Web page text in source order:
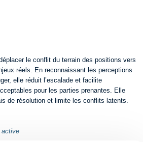
le conflit du terrain des positions vers
réels. En reconnaissant les perceptions
elle réduit l’escalade et facilite
pour les parties prenantes. Elle
de résolution et limite les conflits latents.
active